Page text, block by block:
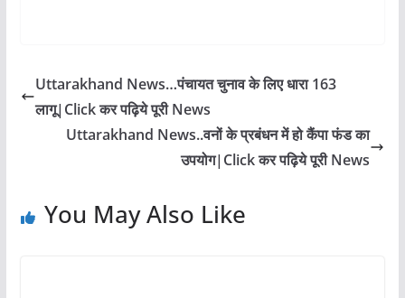
Uttarakhand News…पंचायत चुनाव के लिए धारा 163
लागू|Click कर पढ़िये पूरी News
Uttarakhand News..वनों के प्रबंधन में हो कैंपा फंड का
उपयोग|Click कर पढ़िये पूरी News
You May Also Like